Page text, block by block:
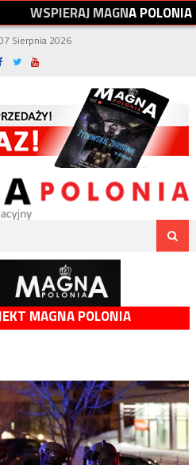
WSPIERAJMAGNAPOLONIA
Sierpnia 2026
MAGNA POLONIA